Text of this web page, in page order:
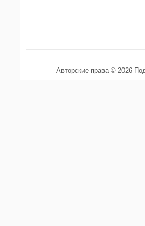
Авторские права © 2026